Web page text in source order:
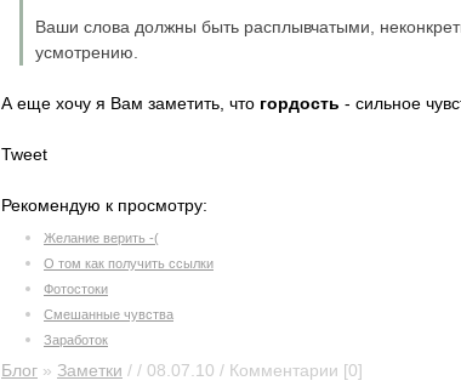
Ваши слова должны быть расплывчатыми,
усмотрению.
А еще хочу я Вам заметить, что гордость - сильное
Tweet
Рекомендую к просмотру:
Желание верить -(
О том как получить ссылки
Фотостоки
Смешанные чувства
Заработок
Блог » Заметки / / 08.07.10 / Комментарии [0]